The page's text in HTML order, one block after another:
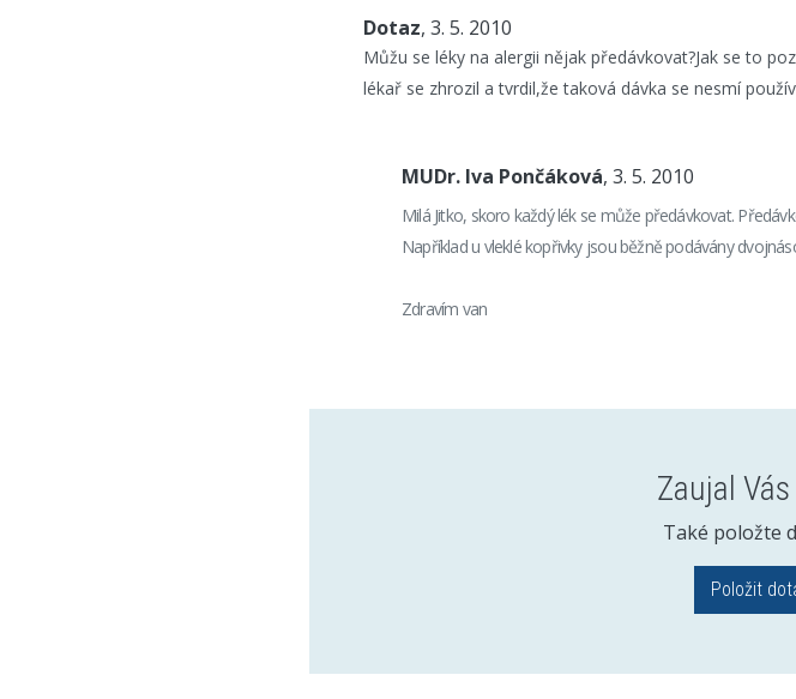
Dotaz, 3. 5. 2010
Můžu se léky na alergii nějak předávkovat?Jak se to
lékař se zhrozil a tvrdil,že taková dávka se nesmí
MUDr. Iva Pončáková, 3. 5. 2010
Milá Jitko, skoro každý lék se může předávkovat.
Například u vleklé kopřivky jsou běžně podávány
Zdravím van
Zaujal
Také položte
Položit